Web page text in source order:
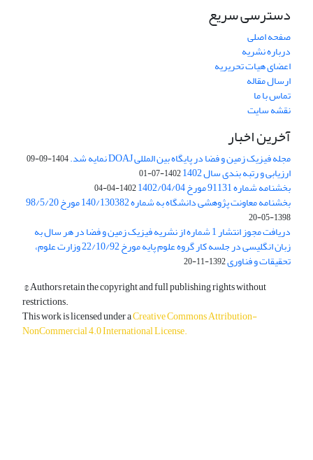
دسترسی سریع
صفحه اصلی
درباره نشریه
اعضای هیات تحریریه
ارسال مقاله
تماس با ما
نقشه سایت
آخرین اخبار
مجله فیزیک زمین و فضا در پایگاه بین المللی DOAJ نمایه شد. 1404-09-09
ارزیابی و رتبه بندی سال 1402 1402-07-01
بخشنامه شماره 91131 مورخ 1402/04/04 1402-04-04
بخشنامه معاونت پژوهشی دانشگاه به شماره 140/130382 مورخ 98/5/20
1398-05-20
دریافت مجوز انتشار 1 شماره از نشریه فیزیک زمین و فضا در هر سال به
زبان انگلیسی در جلسه کار گروه علوم پایه مورخ 22/10/92 وزارت علوم،
تحقیقات و فناوری1392-11-20
© Authors retain the copyright and full publishing rights without
restrictions.
This work is licensed under aCreative Commons Attribution-
NonCommercial 4.0 International License.